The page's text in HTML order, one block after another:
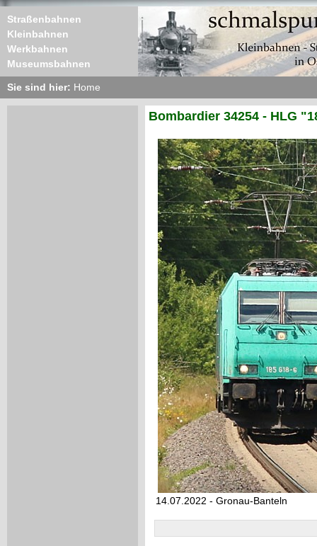
Straßenbahnen
Kleinbahnen
Werkbahnen
Museumsbahnen
Sie sind hier: Home
Bombardier 34254 - HLG
14.07.2022 - Gronau-Banteln